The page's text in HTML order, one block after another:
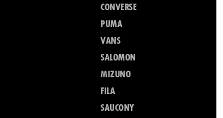
CONVERSE
PUMA
VANS
SALOMON
MIZUNO
FILA
SAUCONY